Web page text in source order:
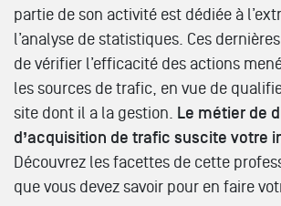
partie de son activité est dédiée à
l’analyse de statistiques. Ces
de vérifier l’efficacité des actions
les sources de trafic, en vue de
site dont il a la gestion.
Le métier de
d’acquisition de trafic suscite votre
Découvrez les facettes de cette
que vous devez savoir pour en faire